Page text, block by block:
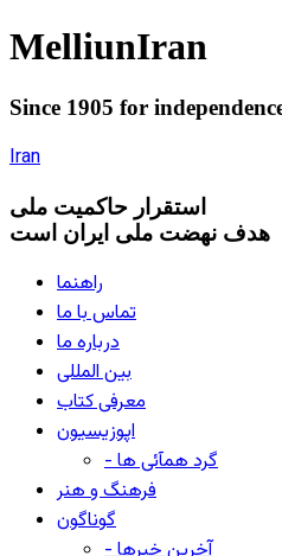
MelliunIran
Since 1905 for
Iran
استقرار حاکميت ملی
هدف نهضت ملی ایران است
راهنما
تماس با ما
درباره ما
بین المللی
معرفی کتاب
اپوزیسیون
- گرد همآئی ها
فرهنگ و هنر
گوناگون